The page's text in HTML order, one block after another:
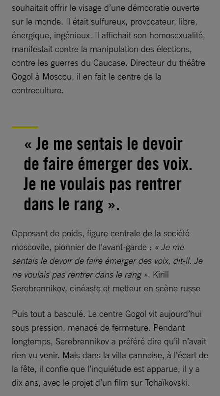
souhaitait offrir le visage d’une démocratie ouverte
sur le monde. Il était sulfureux, provocateur, libre,
énergique, ingénieux. Il affichait son homosexualité,
manifestait contre la manipulation des élections,
contre les guerres du Caucase. Directeur du théâtre
Gogol à Moscou, il en fait le centre de la
contreculture.
« Je me sentais le devoir
de faire émerger des voix.
Je ne voulais pas rentrer
dans le rang ».
Opposant de poids, figure centrale de la société
moscovite, pionnier de l’avant-garde : « Je me
sentais le devoir de faire émerger des voix, dit-il. Je
ne voulais pas rentrer dans le rang ». Kirill
Serebrennikov, cinéaste et metteur en scène russe
Puis tout a basculé. Le centre Gogol vit aujourd’hui
sous pression, menacé de fermeture. Pendant
longtemps, Serebrennikov a préféré dire qu’il n’avait
rien vu venir. Mais dans la villa cannoise, à l’écart de
la fête, il confie que l’inquiétude est apparue, il y a
dix ans, avec le projet d’un film sur Tchaïkovski.